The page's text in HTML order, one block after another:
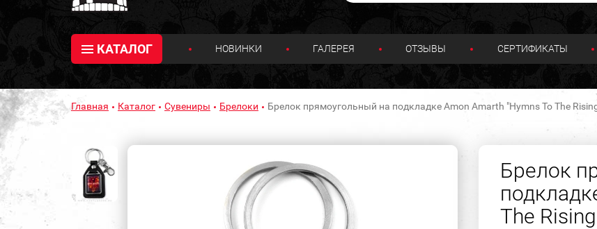
КАТАЛОГ НОВИНКИ ГАЛЕРЕЯ ОТЗЫВЫ СЕРТИФИКАТЫ
Главная Каталог Сувениры Брелоки Брелок прямоугольный на подкладке Amon Amarth "Hymns To The
Брелок
The